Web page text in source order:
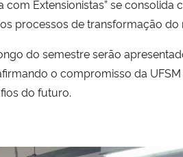
com Extensionistas” se
processos de transformação do
do semestre serão
o compromisso da
do futuro.